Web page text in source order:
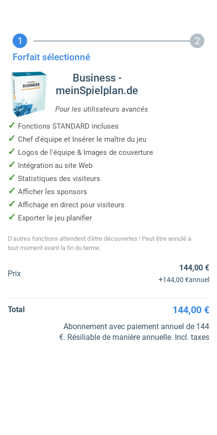
Forfait sélectionné
Business -
meinSpielplan.de
Pour les utilisateurs avancés
✓ Fonctions STANDARD incluses
✓ Chef d'équipe et Insérer le maître du jeu
✓ Logos de l'équipe & Images de couverture
✓ Intégration au site Web
✓ Statistiques des visiteurs
✓ Afficher les sponsors
✓ Affichage en direct pour visiteurs
✓ Exporter le jeu planifier
D'autres fonctions attendent d'être découvertes ! Peut être annulé à
tout moment avant la fin du terme.
Prix
144,00 €
+144,00 €annuel
Total 144,00 €
Abonnement avec paiement annuel de 144
€. Résiliable de manière annuelle. Incl. taxes